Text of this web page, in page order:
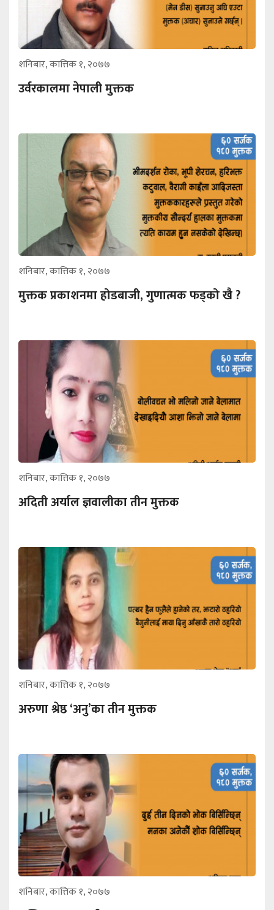
शनिबार, कात्तिक १, २०७७
उर्वरकालमा नेपाली मुक्तक
शनिबार, कात्तिक १, २०७७
मुक्तक प्रकाशनमा होडबाजी, गुणात्मक फड्को खै ?
शनिबार, कात्तिक १, २०७७
अदिती अर्याल ज्ञवालीका तीन मुक्तक
शनिबार, कात्तिक १, २०७७
अरुणा श्रेष्ठ ‘अनु’का तीन मुक्तक
शनिबार, कात्तिक १, २०७७